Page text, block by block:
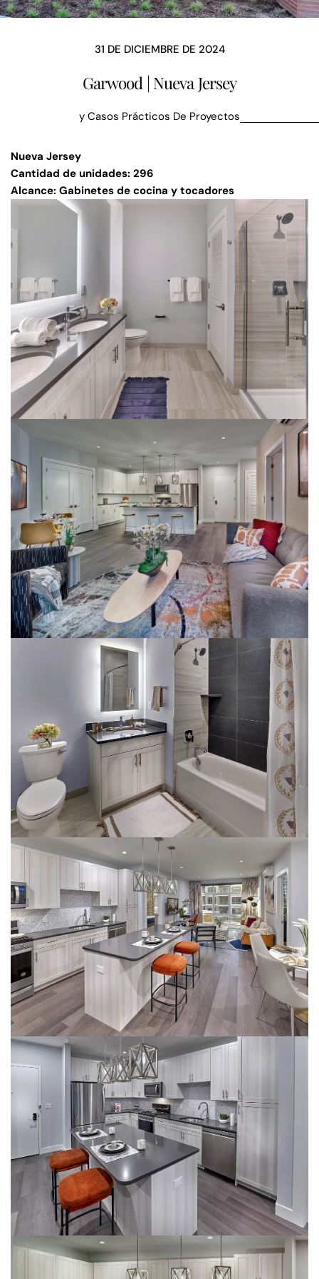
31 DE DICIEMBRE DE 2024
Garwood | Nueva Jersey
y Casos Prácticos De Proyectos
Nueva Jersey
Cantidad de unidades: 296
Alcance: Gabinetes de cocina y tocadores